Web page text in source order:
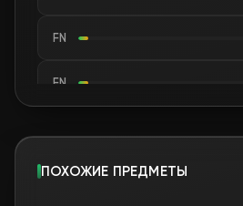
FN
FN
FN
ПОХОЖИЕ ПРЕДМЕТЫ